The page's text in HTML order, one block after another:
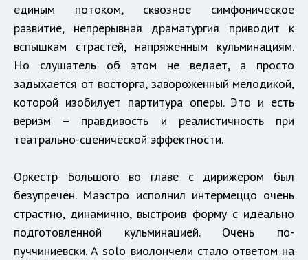
единым потоком, сквозное симфоническое
развитие, непрерывная драматургия приводит к
вспышкам страстей, напряженным кульминациям.
Но слушатель об этом не ведает, а просто
задыхается от восторга, завороженный мелодикой,
которой изобилует партитура оперы. Это и есть
веризм – правдивость и реалистичность при
театрально-сценической эффектности.
Оркестр Большого во главе с дирижером был
безупречен. Маэстро исполнил интермеццо очень
страстно, динамично, выстроив форму с идеально
подготовленной кульминацией. Очень по-
пуччиниевски. А solo виолончели стало ответом на